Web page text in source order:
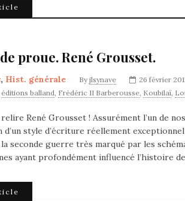
proue. René Grousset.
, Hist. générale By jlsynave 26 février
éditions balland, Frédéric II Barberousse, Koubilaï,
René Grousset ! Assurément l’un de
d’un style d’écriture réellement
seconde guerre très marqué par les
ayant profondément influencé l’histoire